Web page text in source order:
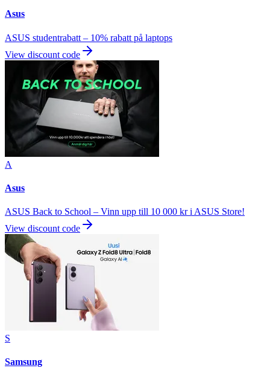
Asus
ASUS studentrabatt – 10% rabatt på laptops
View discount code
A
Asus
ASUS Back to School – Vinn upp till 10 000 kr i ASUS Store!
View discount code
S
Samsung